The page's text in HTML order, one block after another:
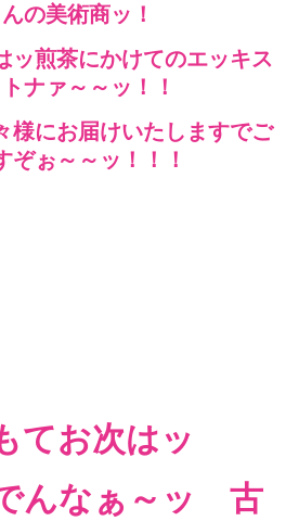
の美術商ッ！
ッ煎茶にかけてのエッキス
ナァ～～ッ！！
様にお届けいたしますでご
ぞぉ～～ッ！！！
てお次はッ
んなぁ～ッ 古